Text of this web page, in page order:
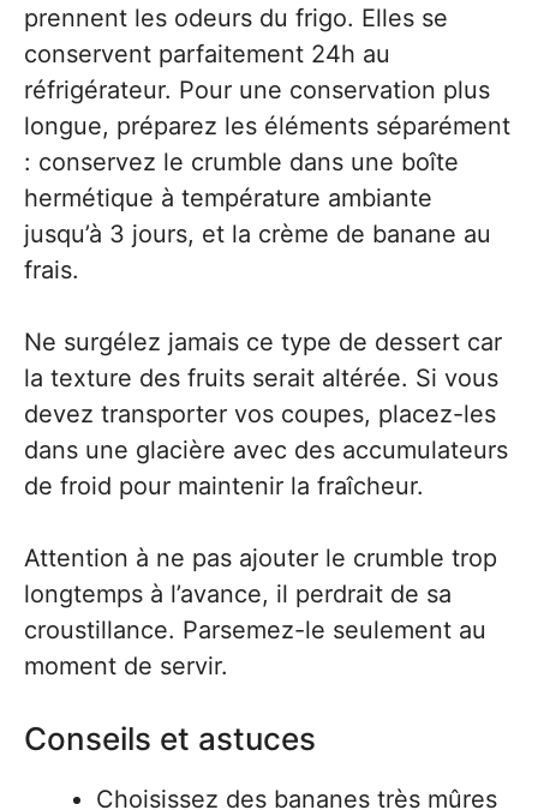
prennent les odeurs du frigo. Elles se
conservent parfaitement 24h au
réfrigérateur. Pour une conservation plus
longue, préparez les éléments séparément
: conservez le crumble dans une boîte
hermétique à température ambiante
jusqu’à 3 jours, et la crème de banane au
frais.
Ne surgélez jamais ce type de dessert car
la texture des fruits serait altérée. Si vous
devez transporter vos coupes, placez-les
dans une glacière avec des accumulateurs
de froid pour maintenir la fraîcheur.
Attention à ne pas ajouter le crumble trop
longtemps à l’avance, il perdrait de sa
croustillance. Parsemez-le seulement au
moment de servir.
Conseils et astuces
Choisissez des bananes très mûres